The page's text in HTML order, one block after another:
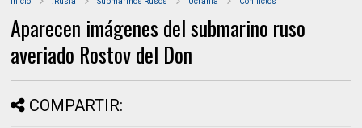
Aparecen imágenes del submarino ruso
averiado Rostov del Don
COMPARTIR: